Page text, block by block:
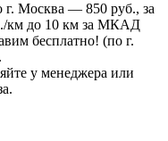
г. Москва — 850 руб., за
км до 10 км за МКАД
бесплатно! (по г.
у менеджера или